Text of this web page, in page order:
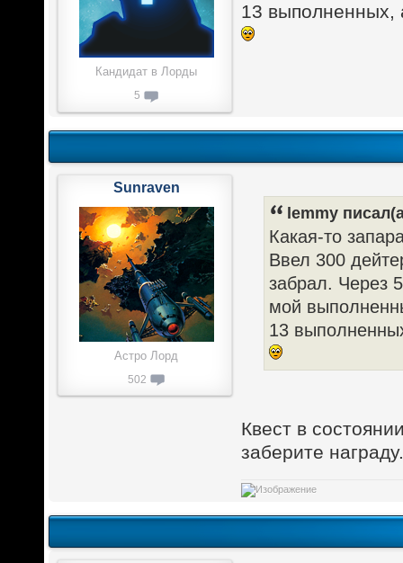
13 выполненных,
Кандидат в Лорды
5
lemmy
Какая-то
Ввел 300
забрал. Через
мой
13
Квест в
заберите
Sunraven
Астро Лорд
502